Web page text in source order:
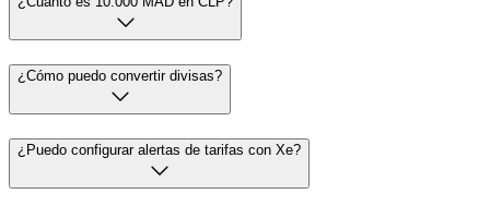
¿Cómo puedo convertir divisas?
¿Puedo configurar alertas de tarifas con Xe?